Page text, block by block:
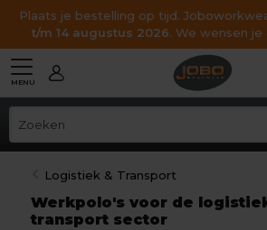
Plaats je bestelling op tijd.
t/m 14 augustus 2026. We wensen
MENU
Logistiek & Transport
Werkpolo's voor de
transport sector